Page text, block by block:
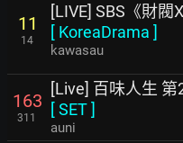
11
14
[LIVE] SBS《財閥
[ KoreaDrama ]
kawasau
163
311
[Live] 百味人生 第
[SET]
auni